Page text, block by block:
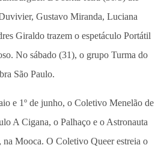
Gustavo Miranda, Luciana
Giraldo trazem o espetáculo Portátil
No sábado (31), o grupo Turma do
São Paulo.
e 1º de junho, o Coletivo Menelão de
A Cigana, o Palhaço e o Astronauta
Mooca. O Coletivo Queer estreia o